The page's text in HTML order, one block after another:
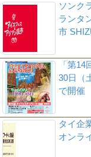
ソンク
ランタ
市
「第
30日（
で開催
タイ企
オンラ